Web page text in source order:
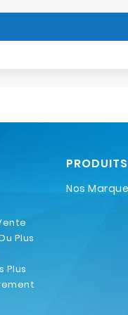
Plus
Plus
PRODUITS
Nos